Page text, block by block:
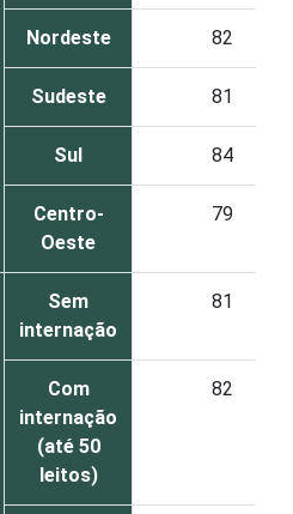
Nordeste 82
Sudeste 81
Sul 84
Centro-
Oeste
79
Sem
internação
81
Com
internação
(até 50
leitos)
82